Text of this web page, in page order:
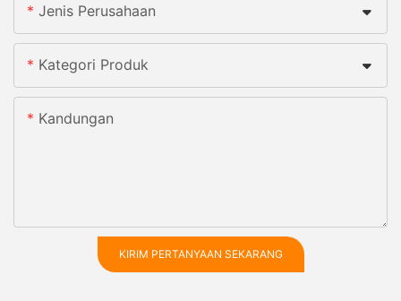
Jenis Perusahaan
Kategori Produk
Kandungan
KIRIM PERTANYAAN SEKARANG